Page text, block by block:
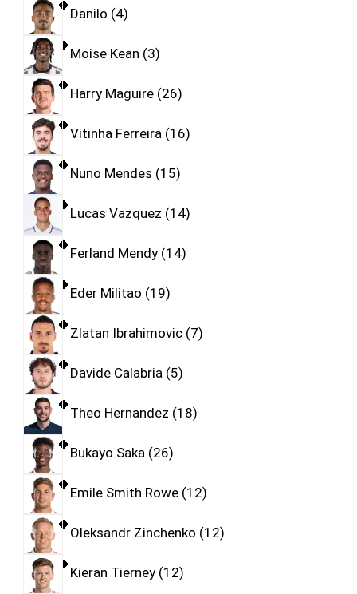
Danilo 4
Moise Kean 3
Harry Maguire 26
Vitinha Ferreira 16
Nuno Mendes 15
Lucas Vazquez 14
Ferland Mendy 14
Eder Militao 19
Zlatan Ibrahimovic 7
Davide Calabria 5
Theo Hernandez 18
Bukayo Saka 26
Emile Smith Rowe 12
Oleksandr Zinchenko 12
Kieran Tierney 12